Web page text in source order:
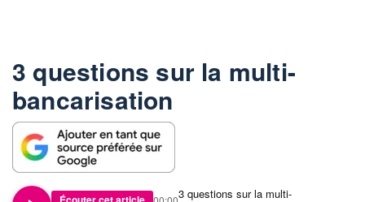
3 questions sur la multi-
bancarisation
3 questions sur la multi-